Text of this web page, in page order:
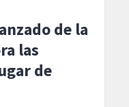
de la
las
de